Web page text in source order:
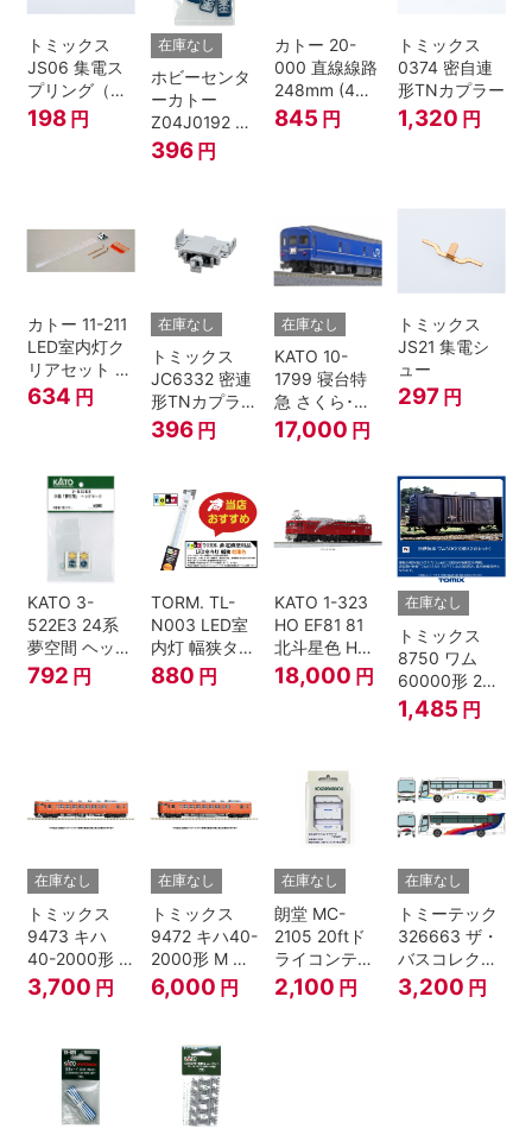
トミックス
JS06 集電ス
プリング（Ｌ
=7.5mm・4個
入） 鉄道模型
198 円
在庫なし
ホビーセンタ
ーカトー
Z04J0192 ク
モハ115 横須
賀色 ジャンパ
396 円
カトー 20-
000 直線線路
248mm (4本
入) Nゲージ
845 円
トミックス
0374 密自連
形TNカプラー
1,320 円
カトー 11-211
LED室内灯ク
リアセット N
ゲージ
634 円
在庫なし
トミックス
JC6332 密連
形TNカプラー
(SPグレー電
連付・211系)
396 円
在庫なし
KATO 10-
1799 寝台特
急 さくら･は
やぶさ/富士
24系 9両セッ
17,000 円
トミックス
JS21 集電シ
ュー
297 円
KATO 3-
522E3 24系
夢空間 ヘッド
マーク 4種各1
792 円
TORM. TL-
N003 LED室
内灯 幅狭タイ
プ・電球色 1
本 鉄道模型
880 円
KATO 1-323
HO EF81 81
北斗星色 HO
ゲージ
18,000 円
在庫なし
トミックス
8750 ワム
60000形 2両
セット Nゲー
ジ
1,485 円
在庫なし
トミックス
9473 キハ
40-2000形 T
Nゲージ
3,700 円
在庫なし
トミックス
9472 キハ40-
2000形 M N
ゲージ
6,000 円
在庫なし
朗堂 MC-
2105 20ftド
ライコンテナ
タイプ
TRANCY
2,100 円
在庫なし
トミーテック
326663 ザ・
バスコレクシ
ョン 西日本鉄
道・九州産交
3,200 円